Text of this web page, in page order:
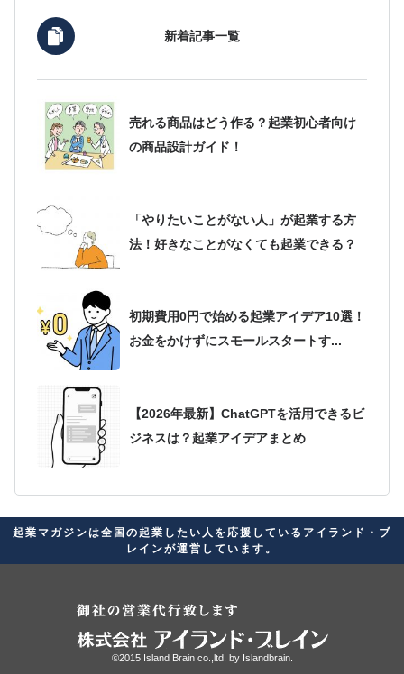
新着記事一覧
売れる商品はどう作る？起業初心者向け
の商品設計ガイド！
「やりたいことがない人」が起業する方
法！好きなことがなくても起業できる？
初期費用0円で始める起業アイデア10選！
お金をかけずにスモールスタートす...
【2026年最新】ChatGPTを活用できるビ
ジネスは？起業アイデアまとめ
ない人必見！自分に合ったビジネス...
起業家に向いている星座ランキング！経
営者の素質があると言われる星座を紹介
起業マガジンは全国の起業したい人を応援しているアイランド・ブ
レインが運営しています。
©2015 Island Brain co.,ltd. by Islandbrain.